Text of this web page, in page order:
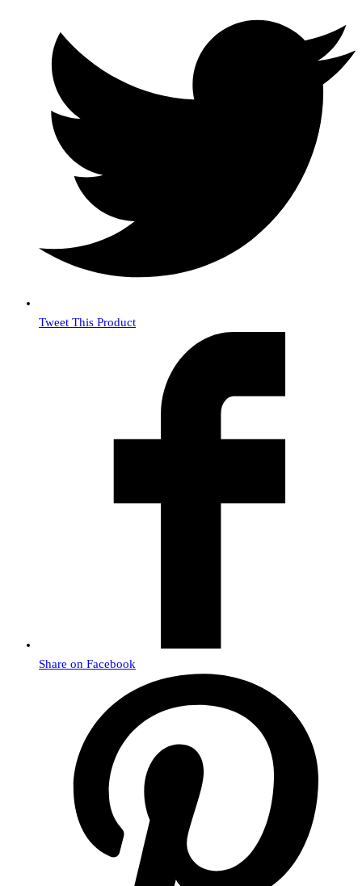
Tweet This Product
Share on Facebook